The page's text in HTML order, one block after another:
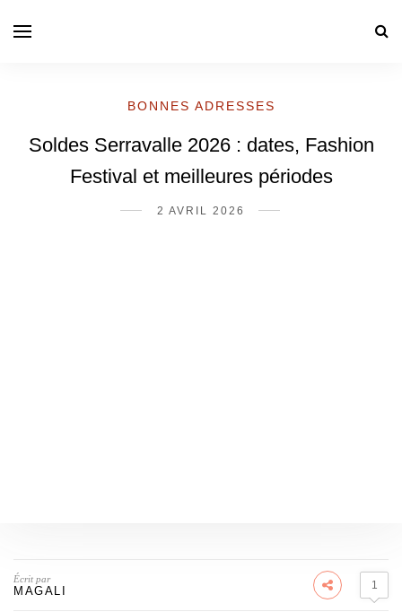
BONNES ADRESSES
Soldes Serravalle 2026 : dates, Fashion
Festival et meilleures périodes
2 AVRIL 2026
Écrit par
MAGALI 1